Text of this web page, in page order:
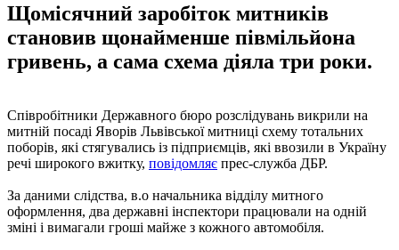
Щомісячний заробіток митників
становив щонайменше півмільйона
гривень, а сама схема діяла три роки.
Співробітники Державного бюро розслідувань викрили на
митній посаді Яворів Львівської митниці схему тотальних
поборів, які стягувались із підприємців, які ввозили в Україну
речі широкого вжитку, повідомляє прес-служба ДБР.
За даними слідства, в.о начальника відділу митного
оформлення, два державні інспектори працювали на одній
зміні і вимагали гроші майже з кожного автомобіля.